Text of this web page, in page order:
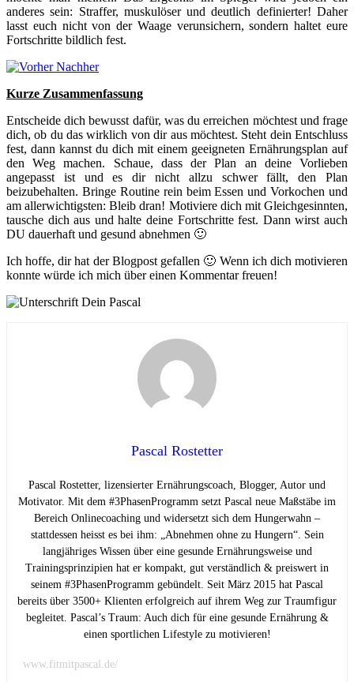
anderes sein: Straffer, muskulöser und deutlich definierter! Daher
lasst euch nicht von der Waage verunsichern, sondern haltet eure
Fortschritte bildlich fest.
Kurze Zusammenfassung
Entscheide dich bewusst dafür, was du erreichen möchtest und frage
dich, ob du das wirklich von dir aus möchtest. Steht dein Entschluss
fest, dann kannst du dich mit einem geeigneten Ernährungsplan auf
den Weg machen. Schaue, dass der Plan an deine Vorlieben
angepasst ist und es dir nicht allzu schwer fällt, den Plan
beizubehalten. Bringe Routine rein beim Essen und Vorkochen und
am allerwichtigsten: Bleib dran! Motiviere dich mit Gleichgesinnten,
tausche dich aus und halte deine Fortschritte fest. Dann wirst auch
DU dauerhaft und gesund abnehmen 🙂
Ich hoffe, dir hat der Blogpost gefallen 🙂 Wenn ich dich motivieren
konnte würde ich mich über einen Kommentar freuen!
Pascal Rostetter
Pascal Rostetter, lizensierter Ernährungscoach, Blogger, Autor und
Motivator. Mit dem #3PhasenProgramm setzt Pascal neue Maßstäbe im
Bereich Onlinecoaching und widersetzt sich dem Hungerwahn –
stattdessen heisst es bei ihm: „Abnehmen ohne zu Hungern“. Sein
langjähriges Wissen über eine gesunde Ernährungsweise und
Trainingsprinzipien hat er kompakt, gut verständlich & preiswert in
seinem #3PhasenProgramm gebündelt. Seit März 2015 hat Pascal
bereits über 3500+ Klienten erfolgreich auf ihrem Weg zur Traumfigur
begleitet. Pascal’s Traum: Auch dich für eine gesunde Ernährung &
einen sportlichen Lifestyle zu motivieren!
www.fitmitpascal.de/